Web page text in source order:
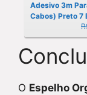
Adesivo 3m
Cabos) Preto 7
O Espelho